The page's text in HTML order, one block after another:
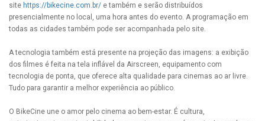
site https://bikecine.com.br/ e também e serão distribuídos
presencialmente no local, uma hora antes do evento. A programação em
todas as cidades também pode ser acompanhada pelo site.
A tecnologia também está presente na projeção das imagens: a exibição
dos filmes é feita na tela inflável da Airscreen, equipamento com
tecnologia de ponta, que oferece alta qualidade para cinemas ao ar livre.
Tudo para garantir a melhor experiência ao público.
O BikeCine une o amor pelo cinema ao bem-estar. É cultura,